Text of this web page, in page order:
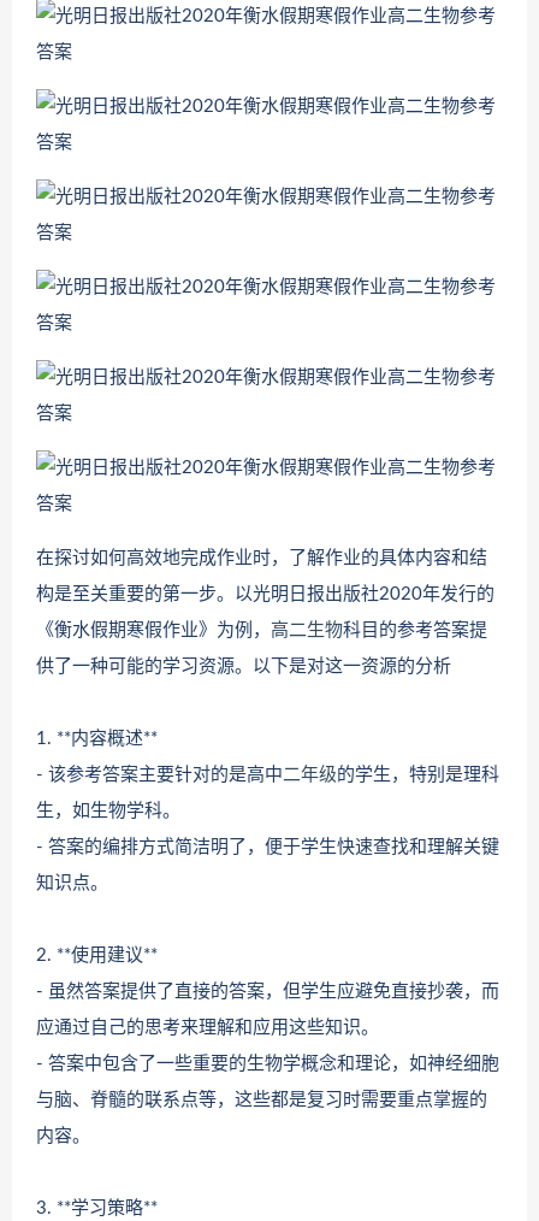
在探讨如何高效地完成作业时，了解作业的具体内容和结
构是至关重要的第一步。以光明日报出版社2020年发行的
《衡水假期寒假作业》为例， 高二生物科目的参考答案提
供了一种可能的学习资源。以下是对这一资源的分析
1. **内容概述**
- 该参考答案主要针对的是高中二年级 的学生，特别是理科
生，如生物学科。
- 答案的编排方式简洁明了，便于学生快速查找和理解关键
知识点。
2. **使用建议**
- 虽然答案提供了直接的答案，但学生应避免直接抄袭，而
应通过自己的思考来理解和应用这些知识。
- 答案中包含了一些重要的生物学概念和理论，如神经细胞
与脑、脊髓的联系点等，这些都是复习时需要重点掌握的
内容。
3. **学习策略**